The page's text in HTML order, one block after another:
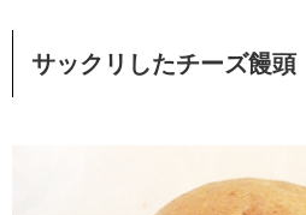
サックリしたチーズ饅頭